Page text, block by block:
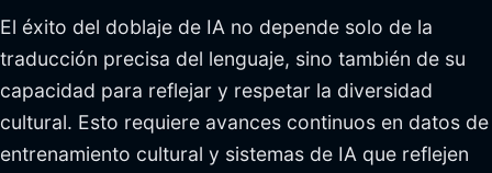
El éxito del doblaje de IA no depende solo de la
traducción precisa del lenguaje, sino también de su
capacidad para reflejar y respetar la diversidad
cultural. Esto requiere avances continuos en datos de
entrenamiento cultural y sistemas de IA que reflejen